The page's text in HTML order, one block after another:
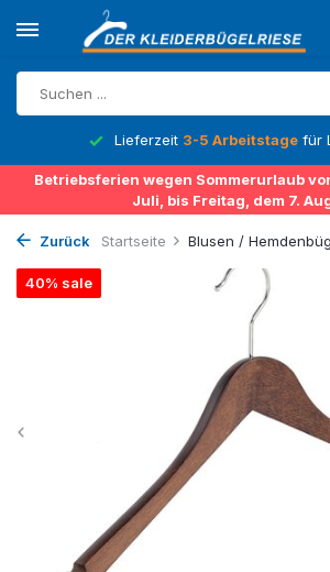
Lieferzeit 3-5 Arbeitstage für
Betriebsferien wegen Sommerurlaub
Juli, bis Freitag, dem 7.
Zurück Startseite Blusen /
40% sale